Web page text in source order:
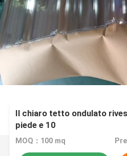
Il chiaro tetto ondulato
piede e 10
MOQ：100 mq